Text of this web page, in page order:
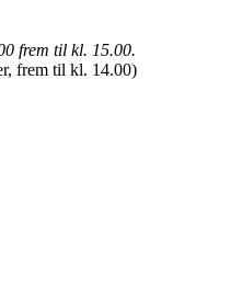
frem til kl. 15.00.
frem til kl. 14.00)